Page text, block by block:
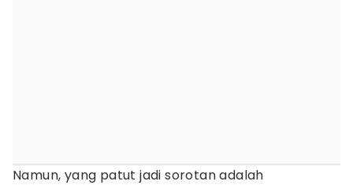
Namun, yang patut jadi sorotan adalah